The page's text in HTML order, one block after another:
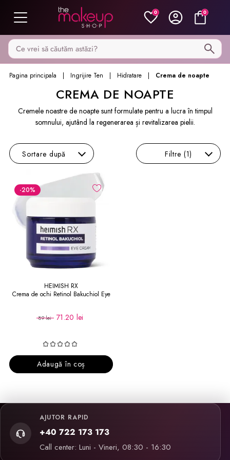
0 0
Caută pe MakeupShop
Pagina principala Ingrijire Ten Hidratare Crema de noapte
CREMA DE NOAPTE
Cremele noastre de noapte sunt formulate pentru a lucra în timpul
somnului, ajutând la regenerarea și revitalizarea pielii.
Sortare după Filtre (1)
-20%
HEIMISH RX
Crema de ochi Retinol Bakuchiol Eye
89 lei 71.20 lei
Adaugă în coș
AJUTOR RAPID
+40 722 173 173
Call center: Luni - Vineri, 08:30 - 16:30